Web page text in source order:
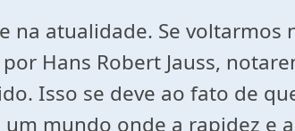
atualidade. Se voltarmos
Hans Robert Jauss,
Isso se deve ao fato de
mundo onde a rapidez e